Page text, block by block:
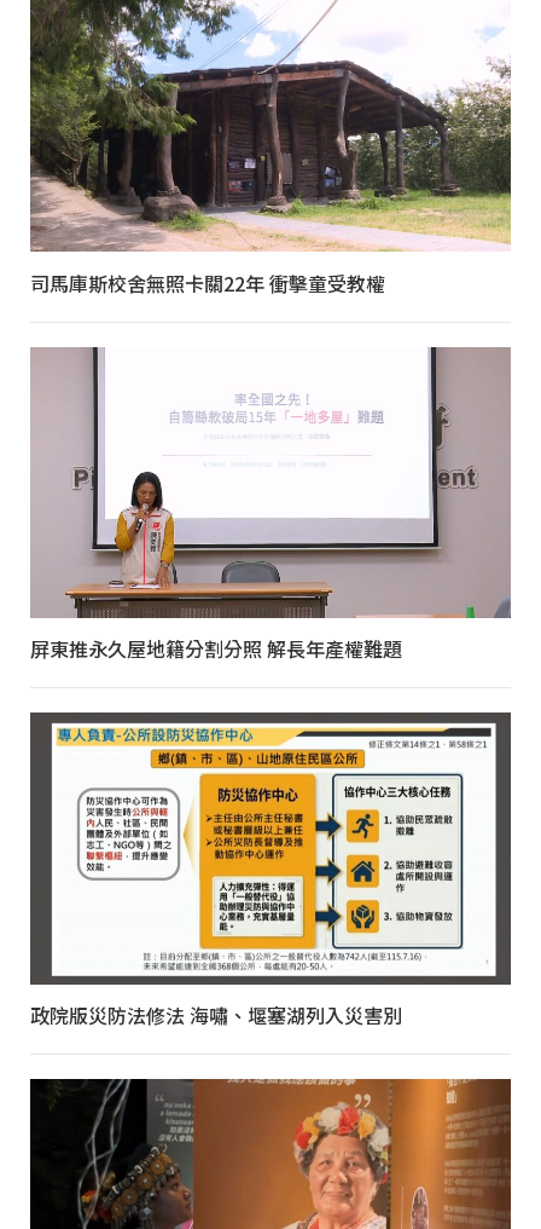
司馬庫斯校舍無照卡關22年 衝擊童受教權
屏東推永久屋地籍分割分照 解長年產權難題
政院版災防法修法 海嘯、堰塞湖列入災害別